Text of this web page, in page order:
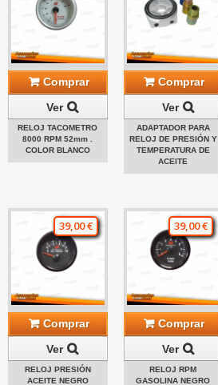
Comprar
Ver
RELOJ TACOMETRO
8000 RPM 52mm .
COLOR BLANCO
Comprar
Ver
ADAPTADOR PARA
RELOJ DE PRESIÓN Y
TEMPERATURA DE
ACEITE
39,00 €
Comprar
Ver
RELOJ PRESIÓN
ACEITE NEGRO
39,00 €
Comprar
Ver
RELOJ RPM
GASOLINA NEGRO